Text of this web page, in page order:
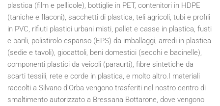
plastica (film e pellicole), bottiglie in PET, contenitori in HDPE
(taniche e flaconi), sacchetti di plastica, teli agricoli, tubi e profili
in PVC, rifiuti plastici urbani misti, pallet e casse in plastica, fusti
e barili, polistirolo espanso (EPS) da imballaggi, arredi in plastica
(sedie e tavoli), giocattoli, beni domestici (secchi e bacinelle),
componenti plastici da veicoli (paraurti), fibre sintetiche da
scarti tessili, rete e corde in plastica, e molto altro.I materiali
raccolti a Silvano d'Orba vengono trasferiti nel nostro centro di
smaltimento autorizzato a Bressana Bottarone, dove vengono